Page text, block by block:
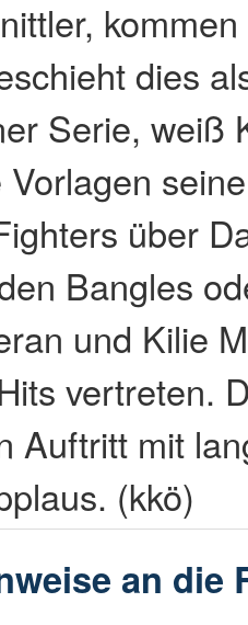
dies
Serie, weiß
über
Bangles
und Kilie
vertreten.
Auftritt mit
(kkö)
an die